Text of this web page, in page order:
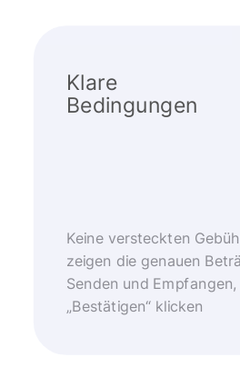
Klare
Bedingungen
Keine versteckten
zeigen die genauen
Senden und
„Bestätigen“ klicken